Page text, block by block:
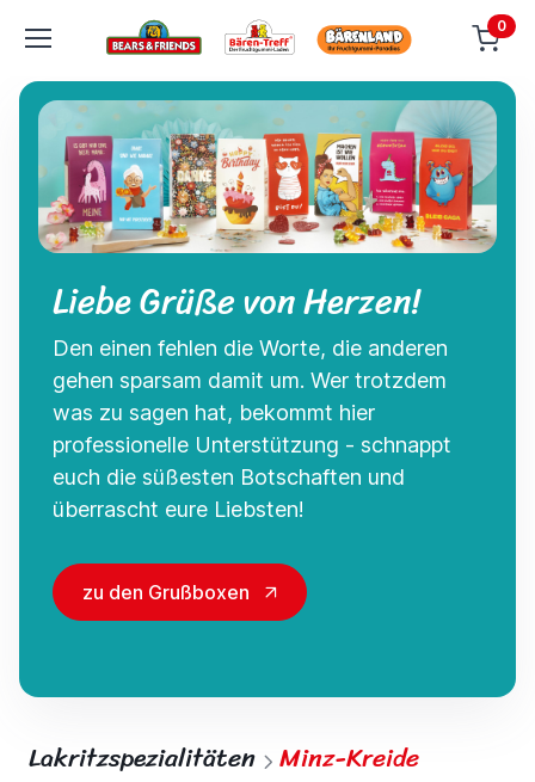
0
Liebe Grüße von Herzen!
Den einen fehlen die Worte, die anderen
gehen sparsam damit um. Wer trotzdem
was zu sagen hat, bekommt hier
professionelle Unterstützung - schnappt
euch die süßesten Botschaften und
überrascht eure Liebsten!
zu den Grußboxen
Lakritzspezialitäten Minz-Kreide